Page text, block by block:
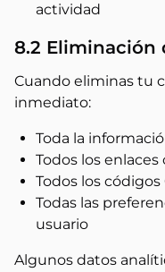
actividad
8.2 Eliminación
Cuando eliminas tu
inmediato:
Toda la
Todos los
Todos los
Todas las
usuario
Algunos datos